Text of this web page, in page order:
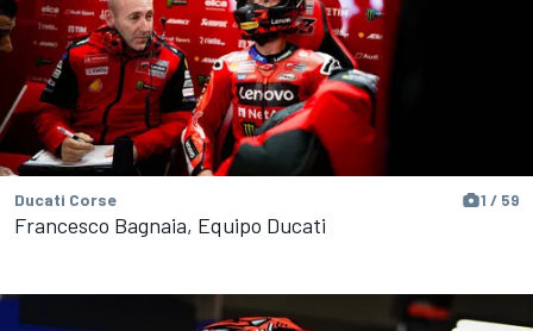
Ducati Corse 1 / 59
Francesco Bagnaia, Equipo Ducati